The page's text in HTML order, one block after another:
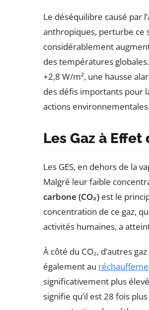
Le déséquilibre causé par
anthropiques, perturbe ce
considérablement
des températures
+2,8 W/m², une hausse
des défis importants pour
actions
Les Gaz à Effet
Les GES, en dehors de la
Malgré leur faible
carbone (CO₂) est le
concentration de ce gaz,
activités humaines, a
À côté du CO₂, d’autres
également au
significativement plus
signifie qu’il est 28 fois